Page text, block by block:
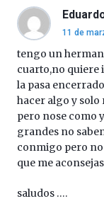
11 de
tengo un
cuarto,no quiere
la pasa
hacer algo y
pero nose como
grandes no
conmigo pero
que me aconsejas
saludos ….